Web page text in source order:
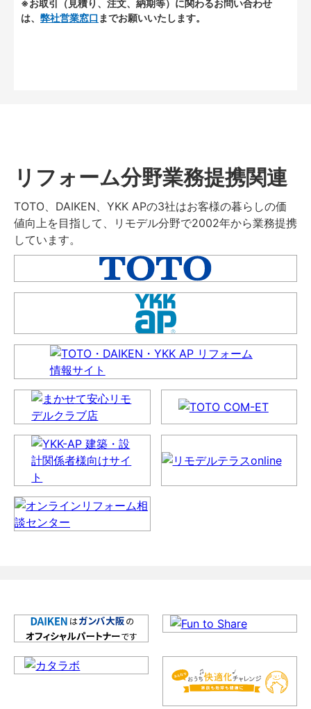
※お取引（見積り、注文、納期等）に関わるお問い合わせ
は、 弊社営業窓口 までお願いいたします。
リフォーム分野業務提携関連
TOTO、DAIKEN、YKK APの3社はお客様の暮らしの価
値向上を目指して、リモデル分野で2002年から業務提携
しています。